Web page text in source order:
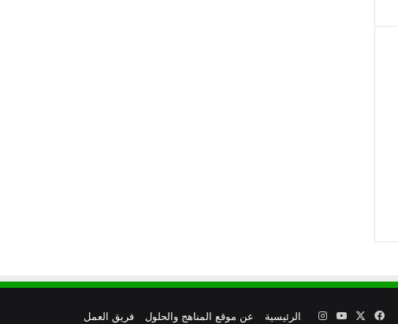
الرئيسية عن موقع المناهج والحلول فريق العمل فيسبوك يوتيوبانستقرام